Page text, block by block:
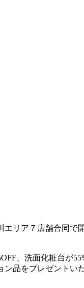
リア７店舗合同で
、洗面化粧台が
品をプレゼントい